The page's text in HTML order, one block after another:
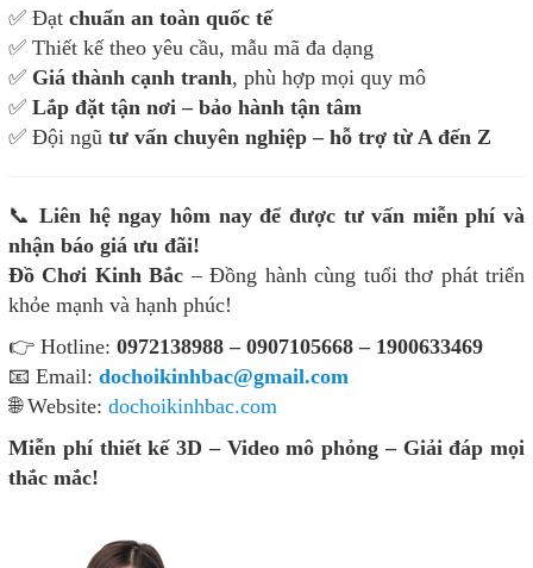
✅ Đạt chuẩn an toàn quốc tế
✅ Thiết kế theo yêu cầu, mẫu mã đa dạng
✅ Giá thành cạnh tranh, phù hợp mọi quy mô
✅ Lắp đặt tận nơi – bảo hành tận tâm
✅ Đội ngũ tư vấn chuyên nghiệp – hỗ trợ từ A đến Z
📞Liên hệ ngay hôm nay để được tư vấn miễn phí và
nhận báo giá ưu đãi!
Đồ Chơi Kinh Bắc – Đồng hành cùng tuổi thơ phát triển
khỏe mạnh và hạnh phúc!
👉 Hotline: 0972138988 – 0907105668 – 1900633469
📧 Email: dochoikinhbac@gmail.com
🌐 Website: dochoikinhbac.com
Miễn phí thiết kế 3D – Video mô phỏng – Giải đáp mọi
thắc mắc!